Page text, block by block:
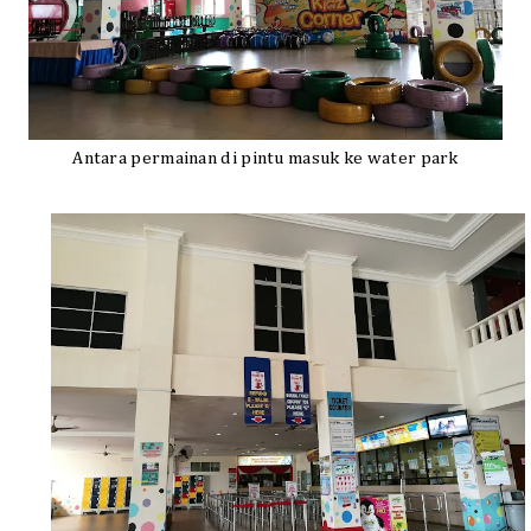
Antara permainan di pintu masuk ke water park